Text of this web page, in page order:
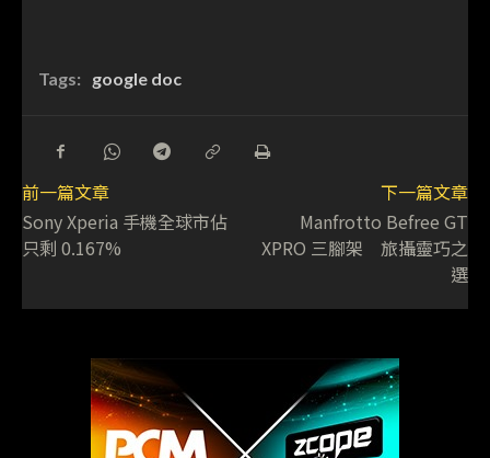
Tags: google doc
前一篇文章
Sony Xperia 手機全球市佔
只剩 0.167%
下一篇文章
Manfrotto Befree GT
XPRO 三腳架 旅攝靈巧之
選